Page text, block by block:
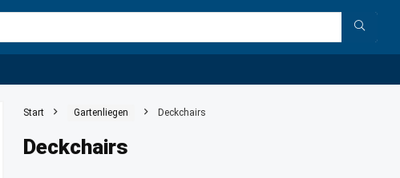
Start Gartenliegen Deckchairs
Deckchairs